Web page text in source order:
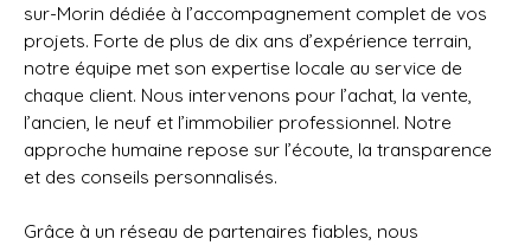
sur-Morin dédiée à l’accompagnement complet de vos
projets. Forte de plus de dix ans d’expérience terrain,
notre équipe met son expertise locale au service de
chaque client. Nous intervenons pour l’achat, la vente,
l’ancien, le neuf et l’immobilier professionnel. Notre
approche humaine repose sur l’écoute, la transparence
et des conseils personnalisés.
Grâce à un réseau de partenaires fiables, nous